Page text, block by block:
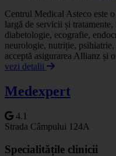
Centrul Medical Asteco este
largă de servicii și
diabetologie, ecografie,
neurologie, nutriție,
acceptă asigurarea Allianz și
vezi detalii
Medexpert
4.1
Strada Câmpului 124A
Specialitățile clinicii